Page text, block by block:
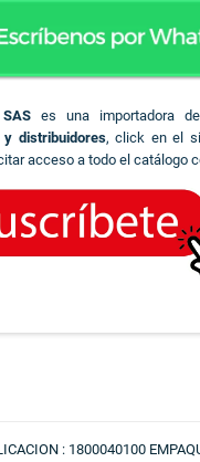
SAS es una importadora
distribuidores, click en el
acceso a todo el catálogo
: 1800040100